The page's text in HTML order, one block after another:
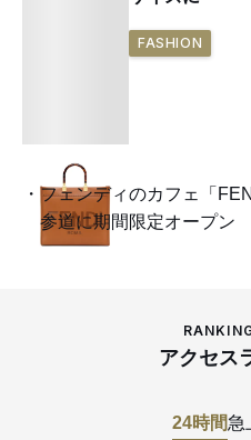
FASHION
フェンディのカフェ「
参道に期間限定オープン
アクセス
24時間急